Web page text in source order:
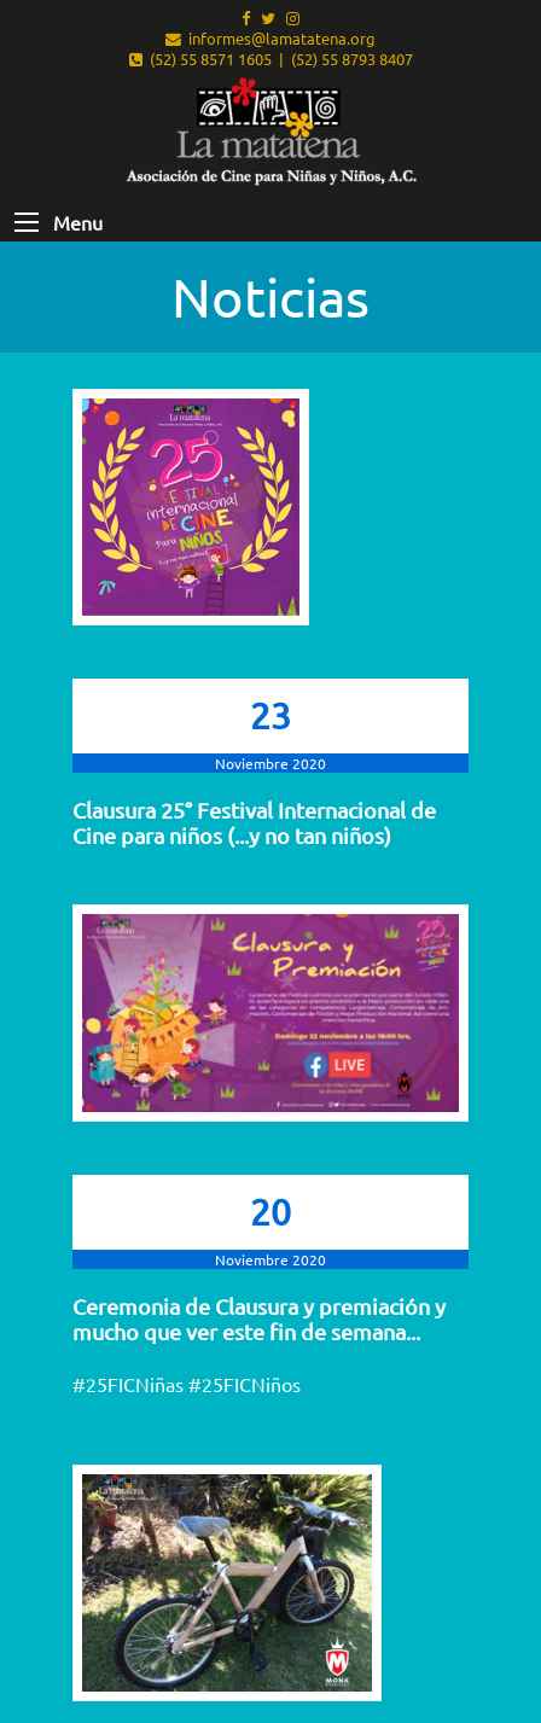
informes@lamatatena.org
(52) 55 8571 1605 | (52) 55 8793 8407
Menu
Noticias
23
Noviembre 2020
Clausura 25° Festival Internacional de
Cine para niños (...y no tan niños)
20
Noviembre 2020
Ceremonia de Clausura y premiación y
mucho que ver este fin de semana...
#25FICNiñas #25FICNiños